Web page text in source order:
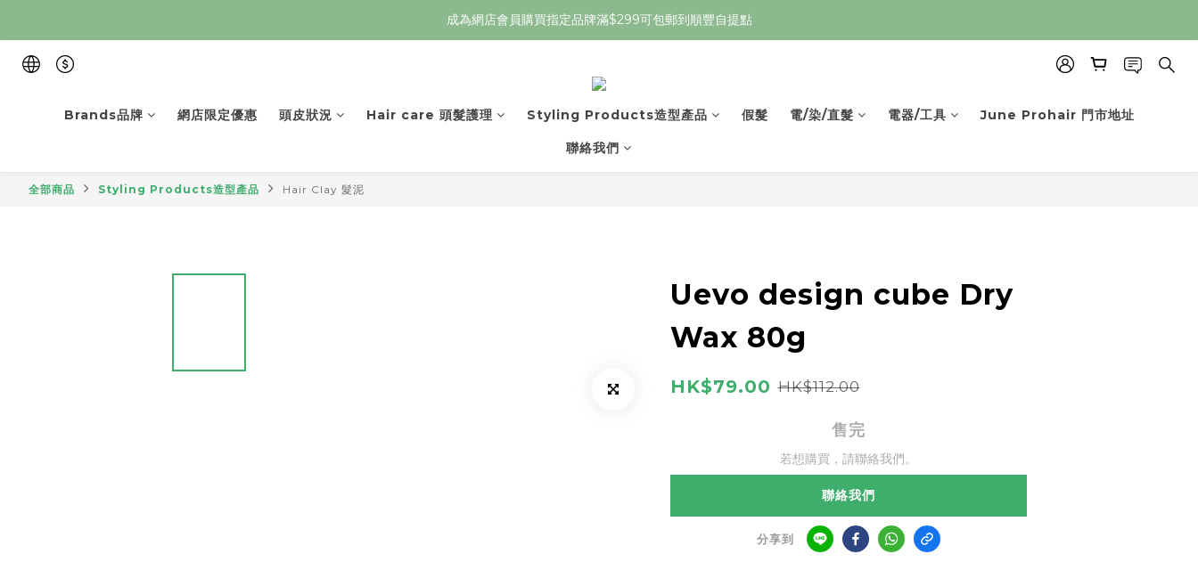
成為網店會員購買指定品牌滿$299可包郵到順豐自提點
Brands品牌 網店限定優惠 頭皮狀況 Hair care 頭髮護理 Styling Products造型產品 假髮 電/染/直髮 電器/工具 June Prohair 門市地址
聯絡我們
全部商品 Styling Products造型產品 Hair Clay 髮泥
Uevo design cube Dry
Wax 80g
HK$79.00 HK$112.00
售完
若想購買，請聯絡我們。
聯絡我們
分享到